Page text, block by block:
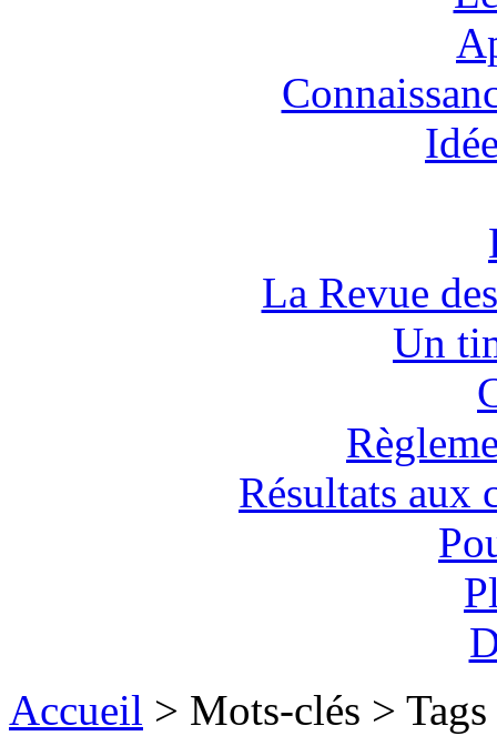
La Revue
Un
Résultats aux
Accueil > Mots-clés >